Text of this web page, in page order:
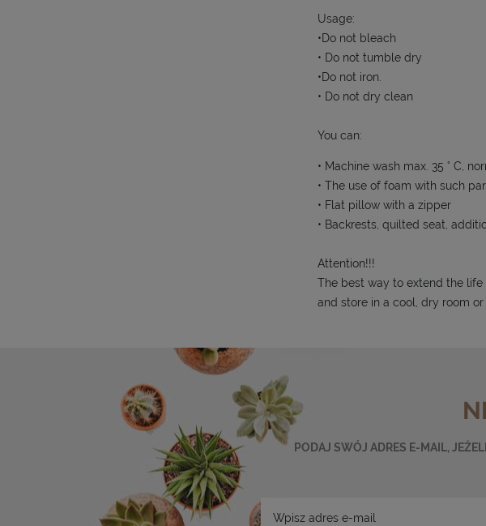
Usage:
•Do not bleach
• Do not tumble dry
•Do not iron.
• Do not dry clean
You can:
• Machine wash max. 35 ° C,
• The use of foam with such
• Flat pillow with a zipper
• Backrests, quilted seat,
Attention!!!
The best way to extend the
and store in a cool, dry room
PODAJ SWÓJ ADRES E-MAIL,